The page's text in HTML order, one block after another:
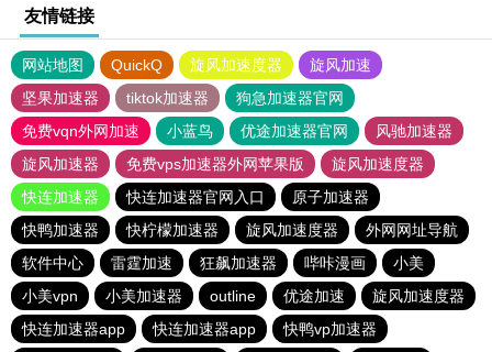
友情链接
网站地图 QuickQ 旋风加速度器
旋风加速
坚果加速器
tiktok加速器
狗急加速器官网
免费vqn外网加速
小蓝鸟 优途加速器官网
风驰加速器
旋风加速器
免费vps加速器外网苹果版
旋风加速度器
快连加速器
快连加速器官网入口
原子加速器
快鸭加速器
快柠檬加速器 旋风加速度器
外网网址导航
软件中心
雷霆加速 狂飙加速器 哔咔漫画
小美
小美vpn
小美加速器 outline 优途加速
旋风加速度器
快连加速器app
快连加速器app
快鸭vp加速器